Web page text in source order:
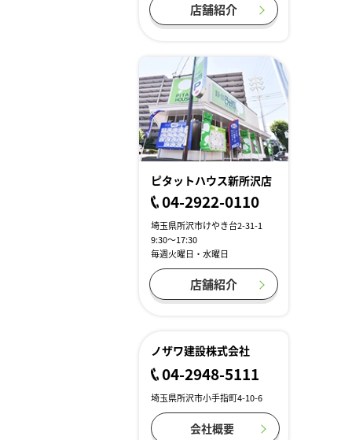
店舗紹介
ピタットハウス新所沢店
04-2922-0110
埼玉県所沢市けやき台2-31-1
9:30～17:30
毎週火曜日・水曜日
店舗紹介
ノザワ建設株式会社
04-2948-5111
埼玉県所沢市小手指町4-10-6
会社概要